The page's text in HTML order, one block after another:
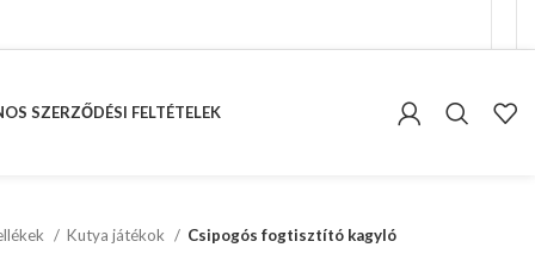
SZERZŐDÉSI FELTÉTELEK
Kutya játékok Csipogós fogtisztító kagyló